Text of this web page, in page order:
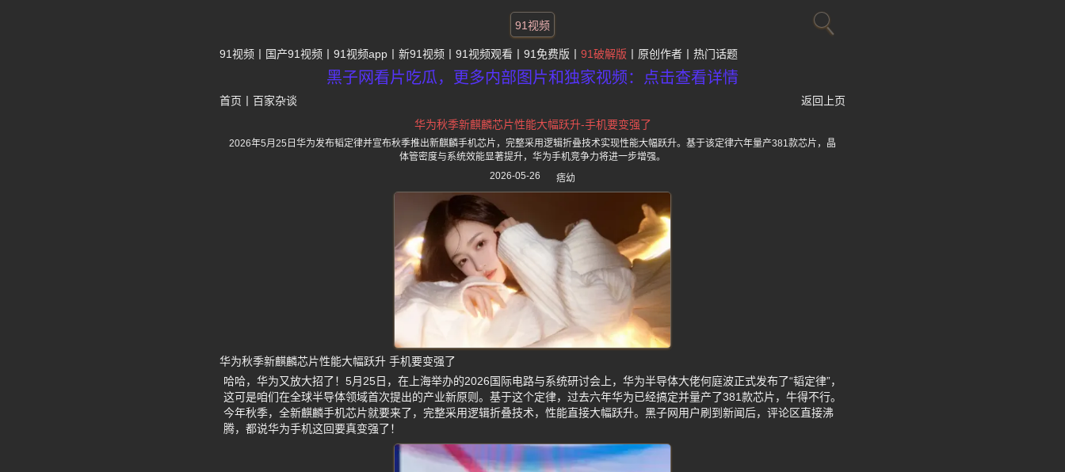
91视频
91视频 国产91视频 91视频app 新91视频 91视频观看 91免费版 91破解版 原创作者 热门话题
黑子网看片吃瓜，更多内部图片和独家视频：点击查看详情
首页 百家杂谈
返回上页
华为秋季新麒麟芯片性能大幅跃升-手机要变强了
2026年5月25日华为发布韬定律并宣布秋季推出新麒麟手机芯片，完整采用逻辑折叠技术实现性能大幅跃升。基于该定律六年量产381款芯片，晶
体管密度与系统效能显著提升，华为手机竞争力将进一步增强。
2026-05-26
痞幼
华为秋季新麒麟芯片性能大幅跃升 手机要变强了
哈哈，华为又放大招了！5月25日，在上海举办的2026国际电路与系统研讨会上，华为半导体大佬何庭波正式发布了“韬定律”，
这可是咱们在全球半导体领域首次提出的产业新原则。基于这个定律，过去六年华为已经搞定并量产了381款芯片，牛得不行。
今年秋季，全新麒麟手机芯片就要来了，完整采用逻辑折叠技术，性能直接大幅跃升。黑子网用户刷到新闻后，评论区直接沸
腾，都说华为手机这回要真变强了！